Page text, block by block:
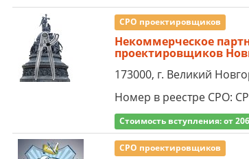
СРО проектировщиков
Некоммерческое
проектировщиков
173000, г. Великий
Номер в реестре СРО:
Стоимость вступления: от
СРО проектировщиков